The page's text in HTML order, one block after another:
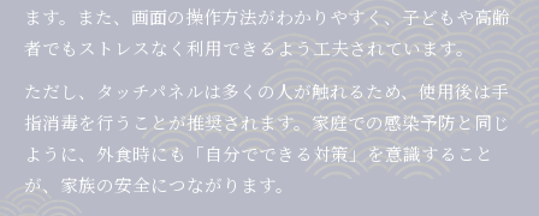
ます。また、画面の操作方法がわかりやすく、子どもや高齢
者でもストレスなく利用できるよう工夫されています。
ただし、タッチパネルは多くの人が触れるため、使用後は手
指消毒を行うことが推奨されます。家庭での感染予防と同じ
ように、外食時にも「自分でできる対策」を意識すること
が、家族の安全につながります。